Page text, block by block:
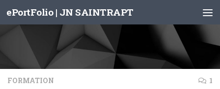
Skip to content
ePortFolio | JN SAINTRAPT
FORMATION 1